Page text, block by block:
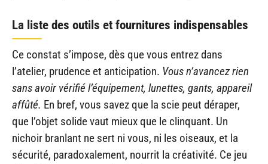
La liste des outils et fournitures indispensables
Ce constat s’impose, dès que vous entrez dans
l’atelier, prudence et anticipation. Vous n’avancez rien
sans avoir vérifié l’équipement, lunettes, gants, appareil
affûté. En bref, vous savez que la scie peut déraper,
que l’objet solide vaut mieux que le clinquant. Un
nichoir branlant ne sert ni vous, ni les oiseaux, et la
sécurité, paradoxalement, nourrit la créativité. Ce jeu